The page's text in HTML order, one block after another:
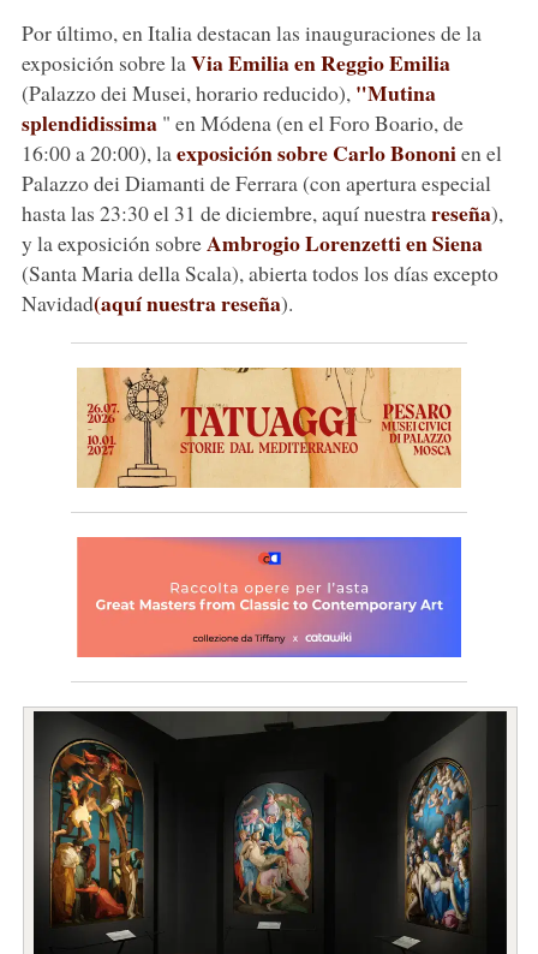
Por último, en Italia destacan las inauguraciones de la
exposición sobre la Via Emilia en Reggio Emilia
(Palazzo dei Musei, horario reducido), "Mutina
splendidissima" en Módena (en el Foro Boario, de
16:00 a 20:00), la exposición sobre Carlo Bononien el
Palazzo dei Diamanti de Ferrara (con apertura especial
hasta las 23:30 el 31 de diciembre, aquí nuestra reseña),
y la exposición sobreAmbrogio Lorenzetti en Siena
(Santa Maria della Scala), abierta todos los días excepto
Navidad(aquí nuestra reseña).